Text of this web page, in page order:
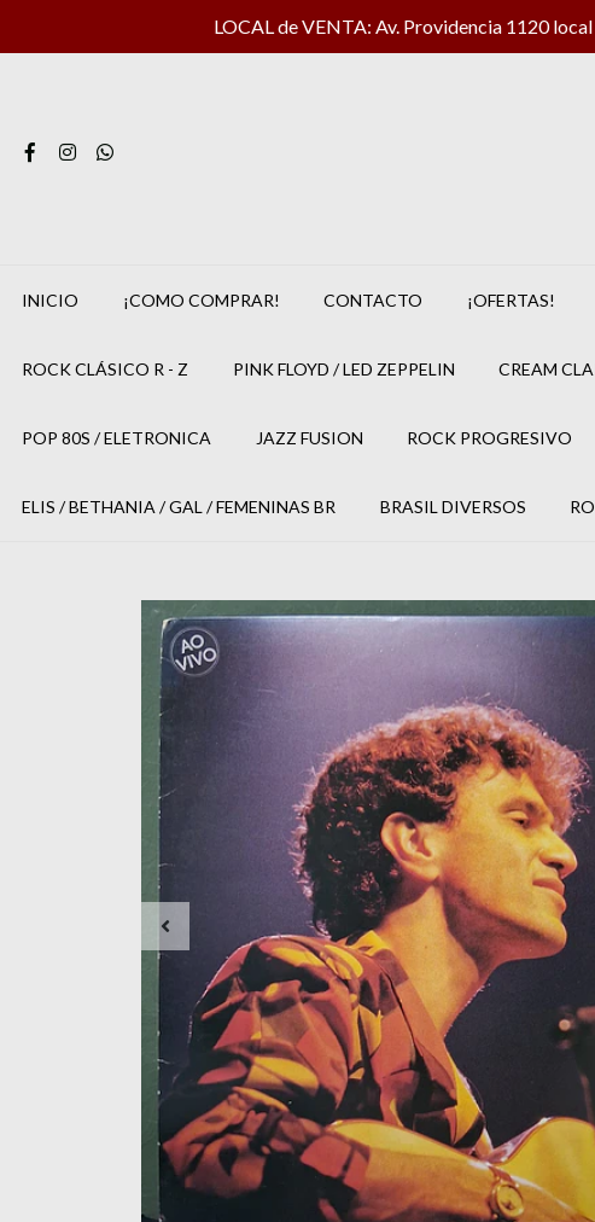
LOCAL de VENTA: Av. Providencia 1120
INICIO ¡COMO COMPRAR! CONTACTO ¡OFERTAS!
ROCK CLÁSICO R - Z PINK FLOYD / LED ZEPPELIN CREAM
POP 80S / ELETRONICA JAZZ FUSION ROCK PROGRESIVO
ELIS / BETHANIA / GAL / FEMENINAS BR BRASIL DIVERSOS